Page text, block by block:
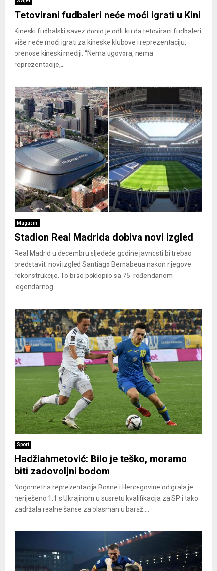
Tetovirani fudbaleri neće moći igrati u Kini
Kineski fudbalski savez donio je odluku da tetovirani fudbaleri
više neće moći igrati za kineske klubove i reprezentaciju,
prenose kineski mediji. “Nema ugovora, nema
reprezentacije,...
Magazin
Stadion Real Madrida dobiva novi izgled
Real Madrid u decembru sljedeće godine javnosti bi trebao
predstaviti novi izgled Santiago Bernabeua nakon njegove
rekonstrukcije. To bi se poklopilo sa 75. rođendanom
legendarnog...
Sport
Hadžiahmetović: Bilo je teško, moramo
biti zadovoljni bodom
Nogometna reprezentacija Bosne i Hercegovine odigrala je
neriješeno 1:1 s Ukrajinom u susretu kvalifikacija za SP i tako
zadržala realne šanse za plasman u baraž....